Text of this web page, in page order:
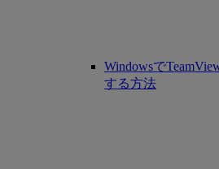
Windowsで
する方法